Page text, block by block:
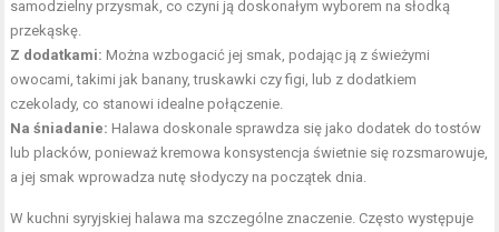
samodzielny przysmak, co czyni ją doskonałym wyborem na słodką
przekąskę.
Z dodatkami: Można wzbogacić jej smak, podając ją z świeżymi
owocami, takimi jak banany, truskawki czy figi, lub z dodatkiem
czekolady, co stanowi idealne połączenie.
Na śniadanie: Halawa doskonale sprawdza się jako dodatek do tostów
lub placków, ponieważ kremowa konsystencja świetnie się rozsmarowuje,
a jej smak wprowadza nutę słodyczy na początek dnia.
W kuchni syryjskiej halawa ma szczególne znaczenie. Często występuje